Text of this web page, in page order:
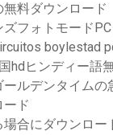
料ダウンロード
フォトモード
boylestad
hdヒンディー語
ルデンタイム
ド
合にダウンロー